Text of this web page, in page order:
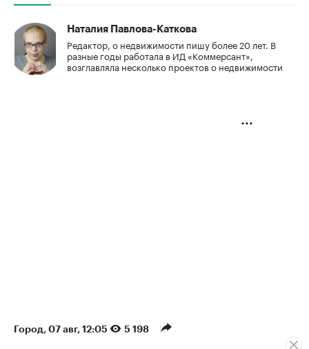
Наталия Павлова-Каткова
Редактор, о недвижимости пишу более 20 лет. В
разные годы работала в ИД «Коммерсант»,
возглавляла несколько проектов о недвижимости
Город 07 авг, 12:05 5 198